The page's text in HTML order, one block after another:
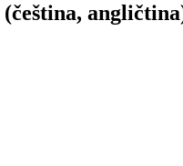
(čeština,